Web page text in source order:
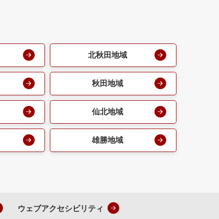
北秋田地域
秋田地域
仙北地域
雄勝地域
ウェブアクセシビリティ